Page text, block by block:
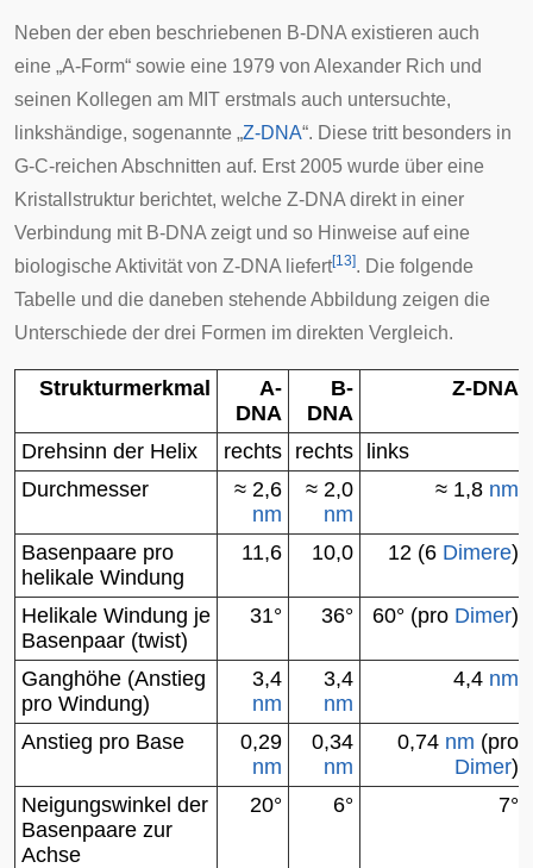
Neben der eben beschriebenen B-DNA existieren auch
eine „A-Form“ sowie eine 1979 von Alexander Rich und
seinen Kollegen am MIT erstmals auch untersuchte,
linkshändige, sogenannte „Z-DNA“. Diese tritt besonders in
G-C-reichen Abschnitten auf. Erst 2005 wurde über eine
Kristallstruktur berichtet, welche Z-DNA direkt in einer
Verbindung mit B-DNA zeigt und so Hinweise auf eine
biologische Aktivität von Z-DNA liefert[13]. Die folgende
Tabelle und die daneben stehende Abbildung zeigen die
Unterschiede der drei Formen im direkten Vergleich.
Strukturmerkmal
A-
DNA
B-
DNA
Z-DNA
Drehsinn der Helix rechts rechts
links
Durchmesser
≈ 2,6
nm
≈ 2,0
nm
≈ 1,8 nm
Basenpaare pro
helikale Windung
11,6 10,0 12 (6 Dimere)
Helikale Windung je
Basenpaar (twist)
31° 36° 60° (pro Dimer)
Ganghöhe (Anstieg
pro Windung)
3,4
nm
3,4
nm
4,4 nm
Anstieg pro Base
0,29
nm
0,34
nm
0,74 nm (pro
Dimer)
Neigungswinkel der
Basenpaare zur
Achse
20° 6° 7°